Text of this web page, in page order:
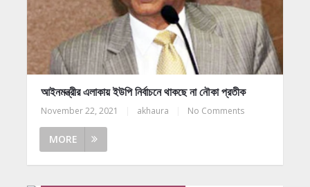
আইনমন্ত্রীর এলাকায় ইউপি নির্বাচনে থাকছে না নৌকা প্রতীক
November 22, 2021 akhaura No Comments
MORE